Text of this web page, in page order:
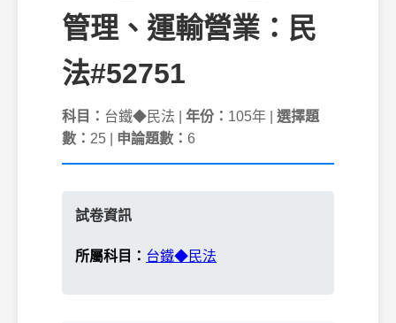
管理、運輸營業：民
法#52751
科目： 台鐵◆民法 | 年份： 105年 | 選擇題
數： 25 | 申論題數： 6
試卷資訊
所屬科目： 台鐵◆民法